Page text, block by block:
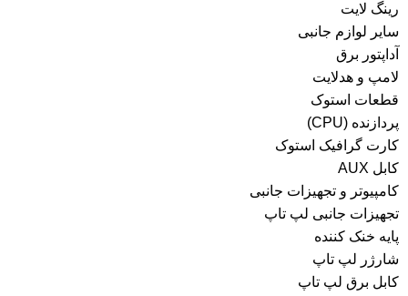
رینگ لایت
سایر لوازم جانبی
آداپتور برق
لامپ و هدلایت
قطعات استوک
پردازنده (CPU)
کارت گرافیک استوک
کابل AUX
کامپیوتر و تجهیزات جانبی
تجهیزات جانبی لپ تاپ
پایه خنک کننده
شارژر لپ تاپ
کابل برق لپ تاپ